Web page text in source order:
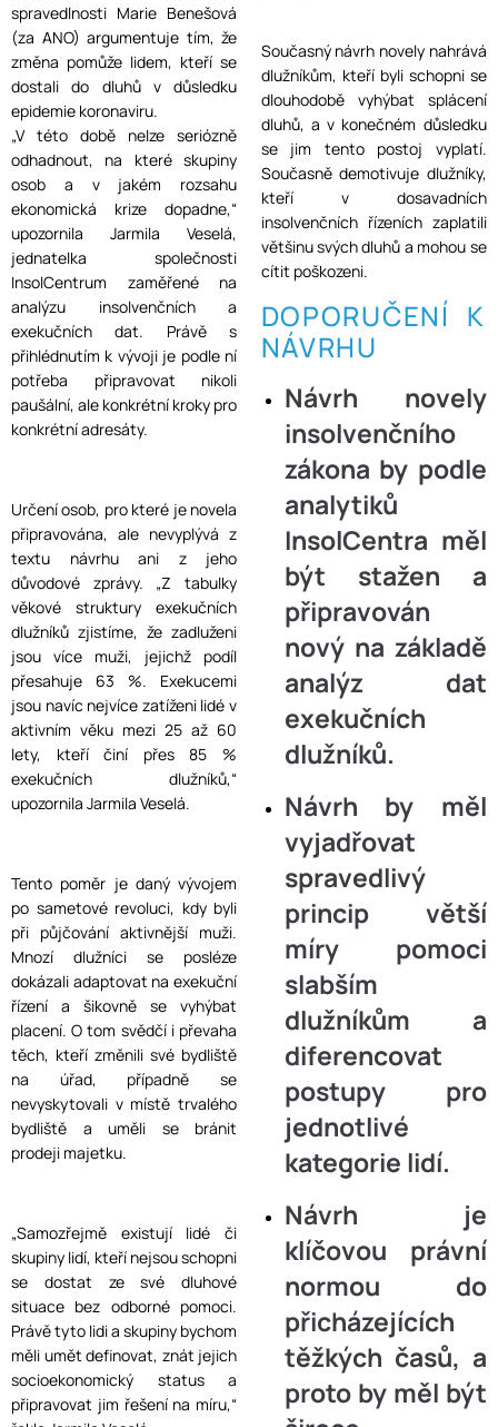
spravedlnosti Marie Benešová
(za ANO) argumentuje tím, že
změna pomůže lidem, kteří se
dostali do dluhů v důsledku
epidemie koronaviru.
„V této době nelze seriózně
odhadnout, na které skupiny
osob a v jakém rozsahu
ekonomická krize dopadne,“
upozornila Jarmila Veselá,
jednatelka společnosti
InsolCentrum zaměřené na
analýzu insolvenčních a
exekučních dat. Právě s
přihlédnutím k vývoji je podle ní
potřeba připravovat nikoli
paušální, ale konkrétní kroky pro
konkrétní adresáty.
Určení osob, pro které je novela
připravována, ale nevyplývá z
textu návrhu ani z jeho
důvodové zprávy. „Z tabulky
věkové struktury exekučních
dlužníků zjistíme, že zadluženi
jsou více muži, jejichž podíl
přesahuje 63 %. Exekucemi
jsou navíc nejvíce zatíženi lidé v
aktivním věku mezi 25 až 60
lety, kteří činí přes 85 %
exekučních dlužníků,“
upozornila Jarmila Veselá.
Tento poměr je daný vývojem
po sametové revoluci, kdy byli
při půjčování aktivnější muži.
Mnozí dlužníci se posléze
dokázali adaptovat na exekuční
řízení a šikovně se vyhýbat
placení. O tom svědčí i převaha
těch, kteří změnili své bydliště
na úřad, případně se
nevyskytovali v místě trvalého
bydliště a uměli se bránit
prodeji majetku.
„Samozřejmě existují lidé či
skupiny lidí, kteří nejsou schopni
se dostat ze své dluhové
situace bez odborné pomoci.
Právě tyto lidi a skupiny bychom
měli umět definovat, znát jejich
socioekonomický status a
připravovat jim řešení na míru,“
Současný návrh novely nahrává
dlužníkům, kteří byli schopni se
dlouhodobě vyhýbat splácení
dluhů, a v konečném důsledku
se jim tento postoj vyplatí.
Současně demotivuje dlužníky,
kteří v dosavadních
insolvenčních řízeních zaplatili
většinu svých dluhů a mohou se
cítit poškozeni.
DOPORUČENÍ K
NÁVRHU
Návrh novely
insolvenčního
zákona by podle
analytiků
InsolCentra měl
být stažen a
připravován
nový na základě
analýz dat
exekučních
dlužníků.
Návrh by měl
vyjadřovat
spravedlivý
princip větší
míry pomoci
slabším
dlužníkům a
diferencovat
postupy pro
jednotlivé
kategorie lidí.
Návrh je
klíčovou právní
normou do
přicházejících
těžkých časů, a
proto by měl být